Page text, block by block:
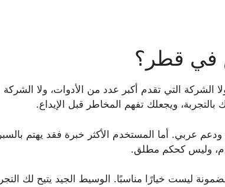
في قطر؟
التي تقدم أكبر عدد من الأدوات، ولا الشركة
ويجعلك تفهم المخاطر قبل الإيداع.
أما المستخدم الأكثر خبرة فقد يهتم
وليس كحكم مطلق.
ليست خيارًا مناسبًا. الوسيط الجيد يتيح لك